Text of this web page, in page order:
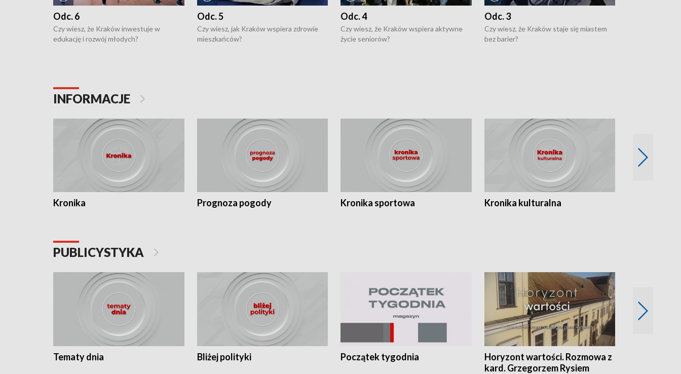
Odc. 6
Czy wiesz, że Kraków inwestuje w
edukację i rozwój młodych?
Odc. 5
Czy wiesz, jak Kraków wspiera zdrowie
mieszkańców?
Odc. 4
Czy wiesz, że Kraków wspiera aktywne
życie seniorów?
Odc. 3
Czy wiesz, że Kraków staje się miastem
bez barier?
INFORMACJE
Kronika Prognoza pogody Kronika sportowa Kronika kulturalna
PUBLICYSTYKA
Tematy dnia Bliżej polityki Początek tygodnia
Horyzont wartości. Rozmowa z
kard. Grzegorzem Rysiem